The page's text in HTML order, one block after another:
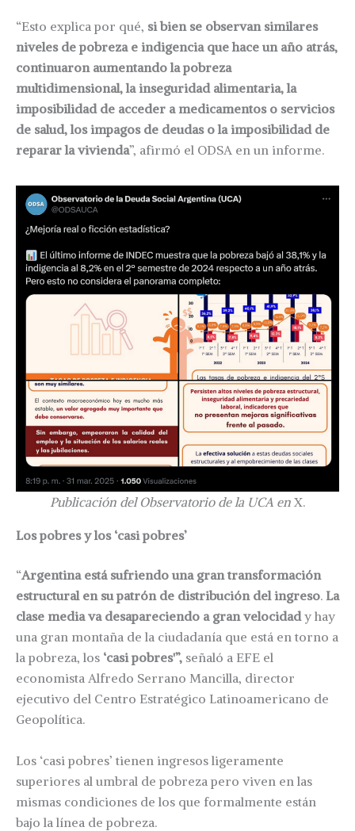
“Esto explica por qué, si bien se observan similares
niveles de pobreza e indigencia que hace un año atrás,
continuaron aumentando la pobreza
multidimensional, la inseguridad alimentaria, la
imposibilidad de acceder a medicamentos o servicios
de salud, los impagos de deudas o la imposibilidad de
reparar la vivienda”, afirmó el ODSA en un informe.
Publicación del Observatorio de la UCA en X.
Los pobres y los ‘casi pobres’
“Argentina está sufriendo una gran transformación
estructural en su patrón de distribución del ingreso. La
clase media va desapareciendo a gran velocidady hay
una gran montaña de la ciudadanía que está en torno a
la pobreza, los ‘casi pobres'”, señaló a EFE el
economista Alfredo Serrano Mancilla, director
ejecutivo del Centro Estratégico Latinoamericano de
Geopolítica.
Los ‘casi pobres’ tienen ingresos ligeramente
superiores al umbral de pobreza pero viven en las
mismas condiciones de los que formalmente están
bajo la línea de pobreza.